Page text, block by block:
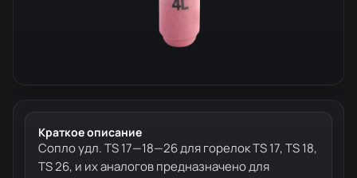
Краткое описание
Сопло удл. TS 17—18—26 для горелок TS 17, TS 18,
TS 26, и их аналогов предназначено для